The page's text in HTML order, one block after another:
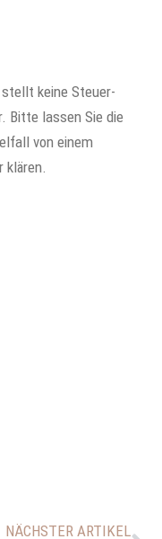
keine Steuer-
Bitte lassen Sie die
von einem
NÄCHSTER ARTIKEL